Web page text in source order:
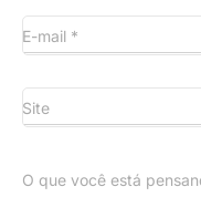
E-mail *
Site
O que você está